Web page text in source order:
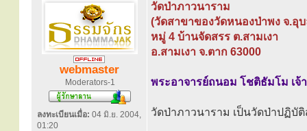
webmaster
Moderators-1
ลงทะเบียนเมื่อ: 04 มิ.ย. 2004,
01:20
วัดป่าภาวนาราม
(วัดสาขาของวัดหนองป่าพง จ.อุ
หมู่ 4 บ้านจัดสรร ต.สามเงา
อ.สามเงา จ.ตาก 63000
พระอาจารย์ถนอม โชติธัมโม เจ้
วัดป่าภาวนาราม เป็นวัดป่าปฏิบั